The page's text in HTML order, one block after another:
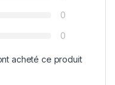
0
0
acheté ce produit